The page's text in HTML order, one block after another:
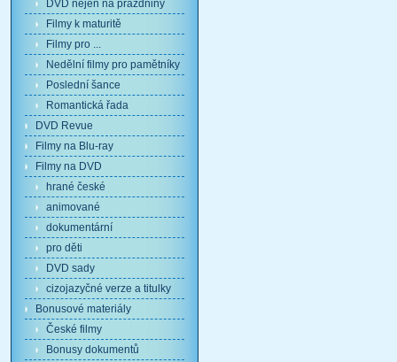
DVD nejen na prázdniny
Filmy k maturitě
Filmy pro ...
Nedělní filmy pro pamětníky
Poslední šance
Romantická řada
DVD Revue
Filmy na Blu-ray
Filmy na DVD
hrané české
animované
dokumentární
pro děti
DVD sady
cizojazyčné verze a titulky
Bonusové materiály
České filmy
Bonusy dokumentů